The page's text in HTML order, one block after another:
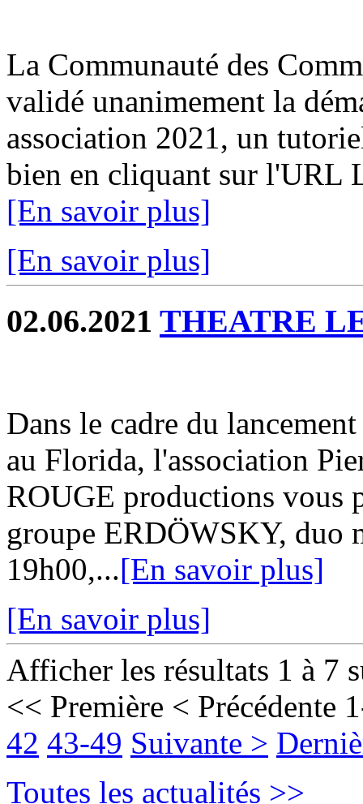
La Communauté des
validé unanimement la
association 2021, un
bien en cliquant sur l'URL
[En savoir plus]
[En savoir plus]
02.06.2021 THEATRE
Dans le cadre du
au Florida, l'association
ROUGE productions vous
groupe ERDÖWSKY, duo
19h00,...[En savoir plus]
[En savoir plus]
Afficher les résultats 1 à 7
<< Première < Précédente
42 43-49 Suivante >
Toutes les actualités >>